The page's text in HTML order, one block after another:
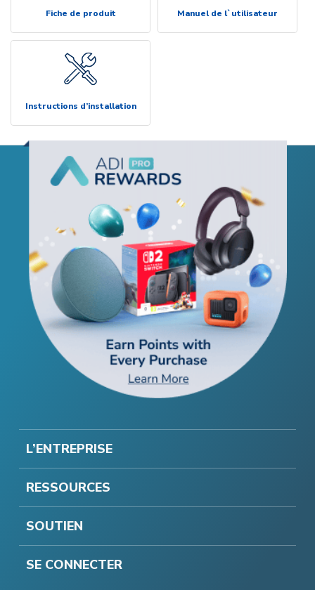
Fiche de produit Manuel de l`utilisateur
Instructions d’installation
L’ENTREPRISE
RESSOURCES
SOUTIEN
SE CONNECTER